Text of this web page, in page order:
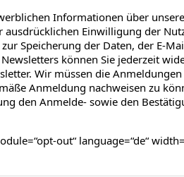
Informationen über
ausdrücklichen Einwilligung der
Speicherung der Daten, der E-
können Sie jederzeit
Wir müssen die
Anmeldung nachweisen zu
den Anmelde- sowie den
out“ language=“de“